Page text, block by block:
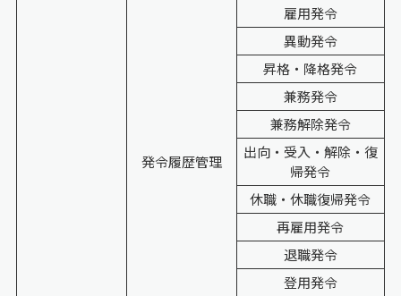
発令履歴管理
雇用発令
異動発令
昇格・降格発令
兼務発令
兼務解除発令
出向・受入・解除・復
帰発令
休職・休職復帰発令
再雇用発令
退職発令
登用発令